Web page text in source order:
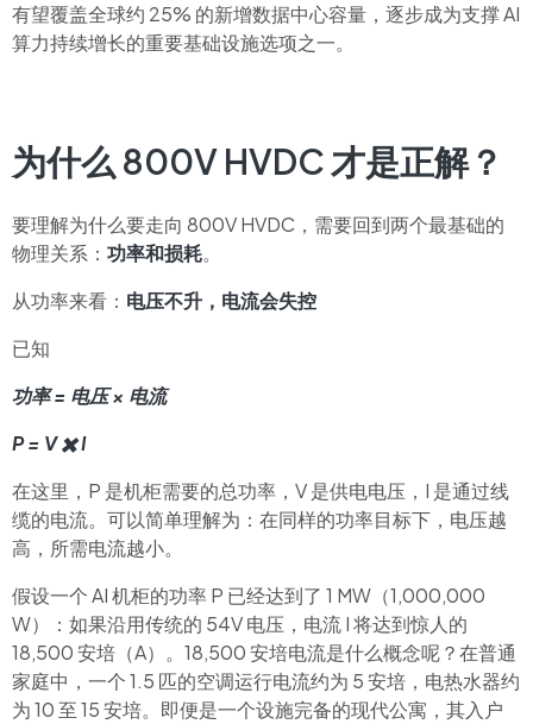
有望覆盖全球约 25% 的新增数据中心容量，逐步成为支撑 AI
算力持续增长的重要基础设施选项之一。
为什么 800V HVDC 才是正解？
要理解为什么要走向 800V HVDC，需要回到两个最基础的
物理关系： 功率和损耗。
从功率来看： 电压不升，电流会失控
已知
功率 = 电压 × 电流
P = V ✖️ I
在这里，P 是机柜需要的总功率，V 是供电电压，I 是通过线
缆的电流。可以简单理解为：在同样的功率目标下，电压越
高，所需电流越小。
假设一个 AI 机柜的功率 P 已经达到了 1 MW（1,000,000
W）：如果沿用传统的 54V 电压，电流 I 将达到惊人的
18,500 安培（A）。18,500 安培电流是什么概念呢？在普通
家庭中，一个 1.5 匹的空调运行电流约为 5 安培，电热水器约
为 10 至 15 安培。即便是一个设施完备的现代公寓，其入户